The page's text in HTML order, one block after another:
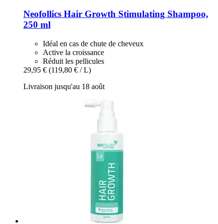
Neofollics Hair Growth Stimulating Shampoo,
250 ml
Idéal en cas de chute de cheveux
Active la croissance
Réduit les pellicules
29,95 € (119,80 € / L)
Livraison jusqu'au 18 août